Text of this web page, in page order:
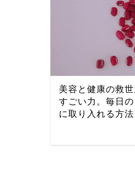
美容と健康の救
すごい力。毎日
に取り入れる方法